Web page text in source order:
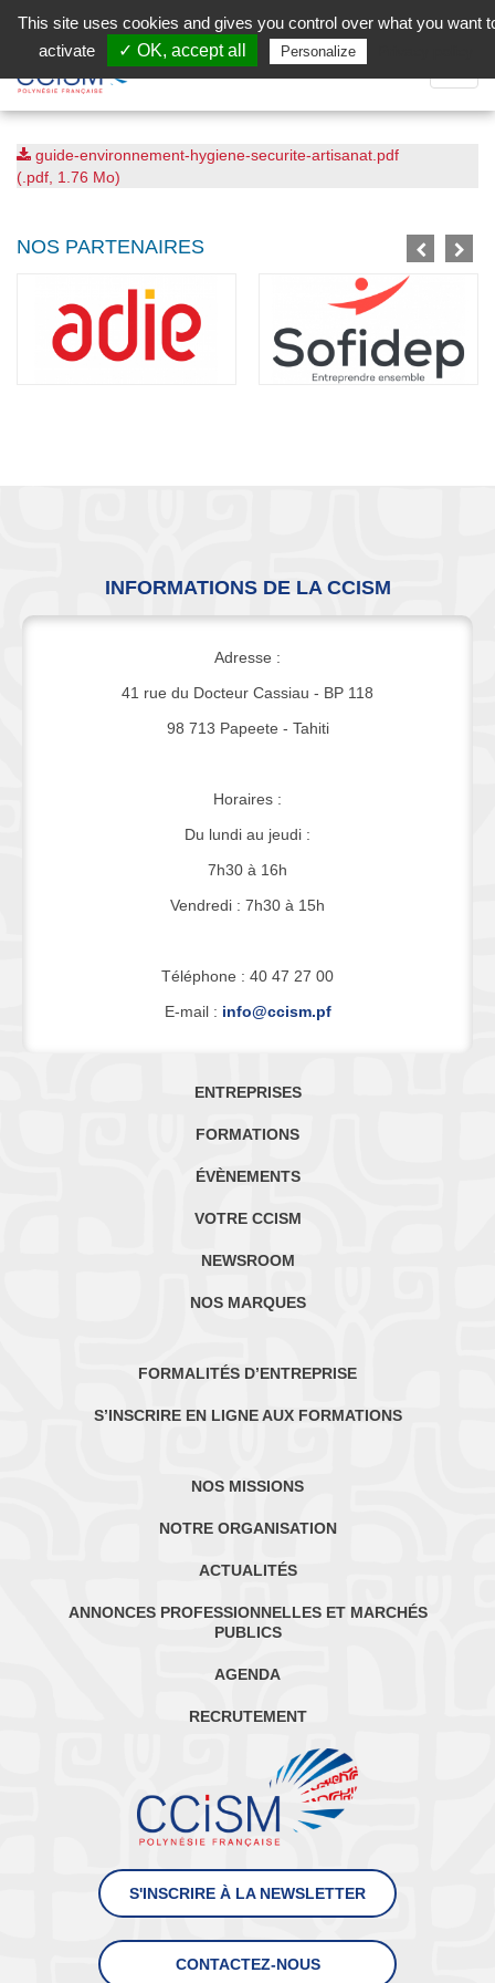
Facebook (Customer Chat) is disabled.
la
guide-environnement-hygiene-securite-artisanat.pdf
(.pdf, 1.76 Mo)
NOS PARTENAIRES
INFORMATIONS DE LA CCISM
Adresse :
41 rue du Docteur Cassiau - BP 118
98 713 Papeete - Tahiti
Horaires :
Du lundi au jeudi :
7h30 à 16h
Vendredi : 7h30 à 15h
Téléphone : 40 47 27 00
E-mail : info@ccism.pf
ENTREPRISES
FORMATIONS
ÉVÈNEMENTS
VOTRE CCISM
NEWSROOM
NOS MARQUES
FORMALITÉS D’ENTREPRISE
S’INSCRIRE EN LIGNE AUX FORMATIONS
NOS MISSIONS
NOTRE ORGANISATION
ACTUALITÉS
ANNONCES PROFESSIONNELLES ET MARCHÉS
PUBLICS
AGENDA
RECRUTEMENT
S'INSCRIRE À LA NEWSLETTER
CONTACTEZ-NOUS
This site uses cookies and gives you control over what you want
activate
✓ OK, accept all Personalize